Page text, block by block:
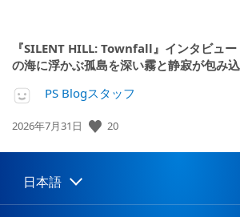
『SILENT HILL: Townfall』インタビュ
の海に浮かぶ孤島を深い霧と静寂が包み
PS Blogスタッフ
公
日:
2026年7月31日 20
Select
Current
日本語